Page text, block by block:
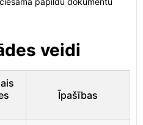
veidi
Īpašības